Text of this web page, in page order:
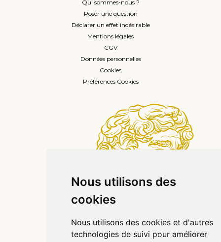
Nous utilisons des
cookies
Nous utilisons des cookies et d'autres
technologies de suivi pour améliorer
Qui sommes-nous ?
Poser une question
Déclarer un effet indésirable
Mentions légales
CGV
Données personnelles
Cookies
Préférences Cookies